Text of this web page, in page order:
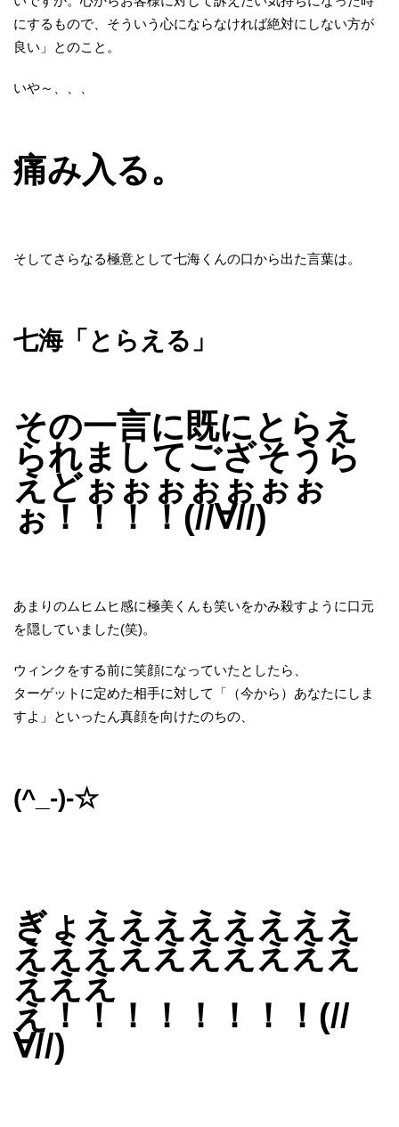
にするもので、そういう心にならなければ絶対にしない方が
良い」とのこと。
いや～、、、
痛み入る。
そしてさらなる極意として七海くんの口から出た言葉は。
七海「とらえる」
その一言に既にとらえ
られましてござそうら
えどぉぉぉぉぉぉぉ
ぉ！！！！(//∀//)
あまりのムヒムヒ感に極美くんも笑いをかみ殺すように口元
を隠していました(笑)。
ウィンクをする前に笑顔になっていたとしたら、
ターゲットに定めた相手に対して「（今から）あなたにしま
すよ」といったん真顔を向けたのちの、
(^_-)-☆
ぎょええええええええ
ええええええええええ
えええ
え！！！！！！！！(//
∀//)